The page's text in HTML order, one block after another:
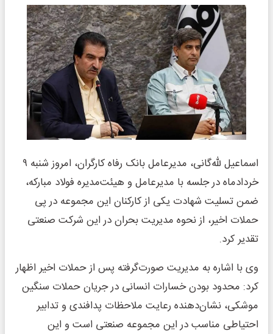
اسماعیل لله‌گانی، مدیرعامل بانک رفاه کارگران، امروز شنبه ۹
خردادماه در جلسه با مدیرعامل و هیئت‌مدیره فولاد مبارکه،
ضمن تسلیت شهادت یکی از کارکنان این مجموعه در پی
حملات اخیر، از نحوه مدیریت بحران در این شرکت صنعتی
تقدیر کرد.
وی با اشاره به مدیریت صورت‌گرفته پس از حملات اخیر اظهار
کرد: محدود بودن خسارات انسانی در جریان حملات سنگین
موشکی، نشان‌دهنده رعایت ملاحظات پدافندی و تدابیر
احتیاطی مناسب در این مجموعه صنعتی است و این